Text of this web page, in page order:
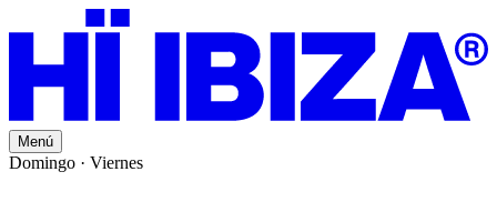
Menú
Domingo · Viernes